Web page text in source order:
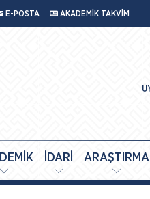
E-POSTA AKADEMİK TAKVİM
İDARİ ARAŞTIRMA